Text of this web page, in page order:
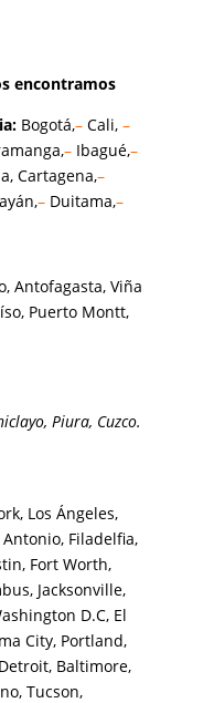
encontramos
Bogotá,– Cali, –
– Ibagué,–
Cartagena,–
– Duitama,–
Antofagasta,Viña
Puerto Montt,
Piura, Cuzco.
Los Ángeles,
Filadelfia,
Fort Worth,
Jacksonville,
D.C, El
City, Portland,
Baltimore,
Tucson,